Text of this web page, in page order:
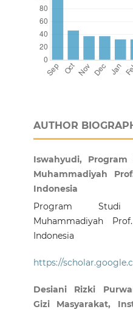
AUTHOR
Iswahyudi,
Muhammadiyah
Indonesia
Program Studi
Muhammadiyah
Indonesia
https://
Desiani Rizki
Gizi Masyarakat,